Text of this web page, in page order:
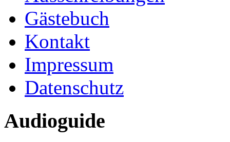
Gästebuch
Kontakt
Impressum
Datenschutz
Audioguide